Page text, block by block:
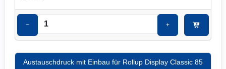
− +
Austauschdruck mit Einbau für Rollup Display Classic 85